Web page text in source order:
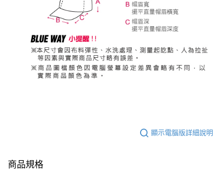
顯示電腦版詳細說明
商品規格